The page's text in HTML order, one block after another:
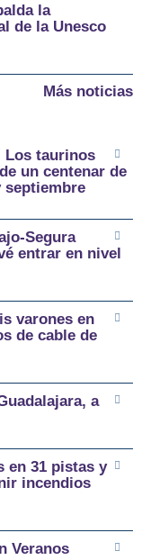
la
de la Unesco
Más noticias
Los taurinos
un centenar de
septiembre
Segura
entrar en nivel
varones en
de cable de
a
en 31 pistas y
incendios
Veranos